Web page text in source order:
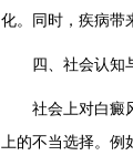
化。同时，疾病带
四、社会认知
社会上对白癜风
上的不当选择。例